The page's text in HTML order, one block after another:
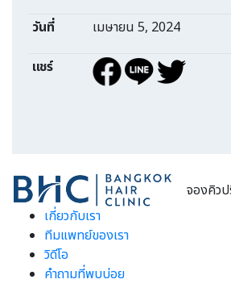
วันที่ เมษายน 5, 2024
แชร์
จองคิว
เกี่ยวกับเรา
ทีมแพทย์ของเรา
วิดีโอ
คำถามที่พบบ่อย